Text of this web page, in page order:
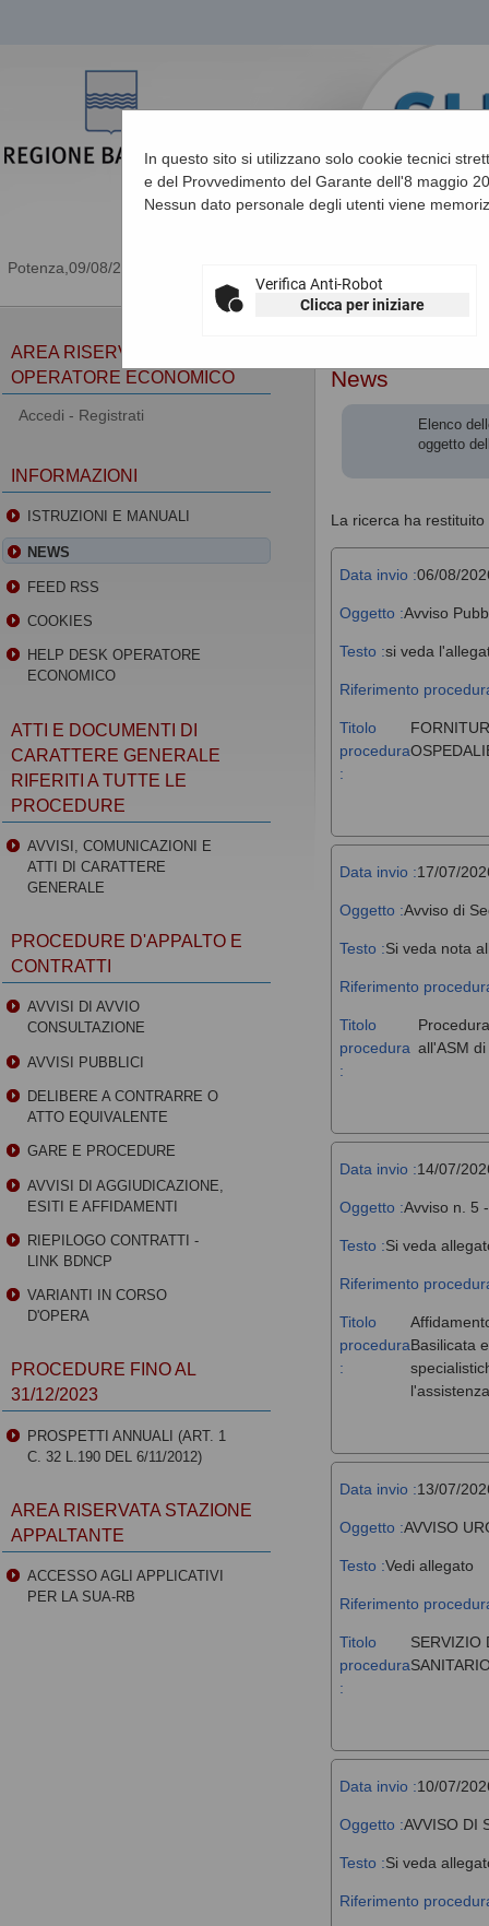
09/08/2026 05:03
Sei qui: Home»
In questo sito si utilizzano solo cookie tecnici
e del Provvedimento del Garante dell'8 maggio
Nessun dato personale degli utenti viene
Verifica Anti-Robot
Clicca per iniziare
News
Elenco
oggetto
La ricerca ha
Data invio :06/08/
Oggetto :Avviso
Testo :si veda
Riferimento
Titolo
procedura
:
Data invio :17/07/
Oggetto :Avviso di
Testo :Si veda nota
Riferimento
Titolo
procedura
:
all'ASM
Data invio :14/07/
Oggetto :Avviso n. 5
Testo :Si veda
Riferimento
Titolo
procedura
:
Basilicata
Data invio :13/07/
Oggetto :AVVISO
Testo :Vedi allegato
Riferimento
Titolo
procedura
:
SERVIZIO
Data invio :10/07/
Oggetto :AVVISO DI
Testo :Si veda
Riferimento
AREA RISERVATA
OPERATORE ECONOMICO
Accedi - Registrati
INFORMAZIONI
ISTRUZIONI E MANUALI
NEWS
FEED RSS
COOKIES
HELP DESK OPERATORE
ECONOMICO
ATTI E DOCUMENTI DI
CARATTERE GENERALE
RIFERITI A TUTTE LE
PROCEDURE
AVVISI, COMUNICAZIONI E
ATTI DI CARATTERE
GENERALE
PROCEDURE D'APPALTO E
CONTRATTI
AVVISI DI AVVIO
CONSULTAZIONE
AVVISI PUBBLICI
DELIBERE A CONTRARRE O
ATTO EQUIVALENTE
GARE E PROCEDURE
AVVISI DI AGGIUDICAZIONE,
ESITI E AFFIDAMENTI
RIEPILOGO CONTRATTI -
LINK BDNCP
VARIANTI IN CORSO
D'OPERA
PROCEDURE FINO AL
31/12/2023
PROSPETTI ANNUALI (ART. 1
C. 32 L.190 DEL 6/11/2012)
AREA RISERVATA STAZIONE
APPALTANTE
ACCESSO AGLI APPLICATIVI
PER LA SUA-RB